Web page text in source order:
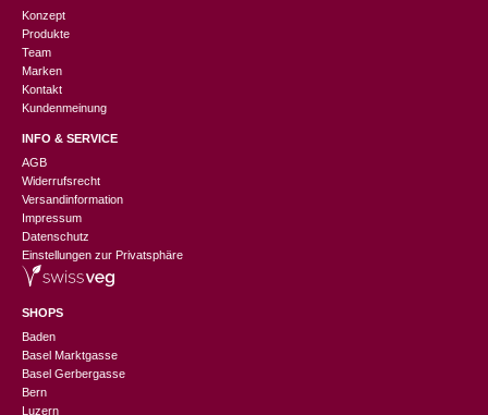
Konzept
Produkte
Team
Marken
Kontakt
Kundenmeinung
INFO & SERVICE
AGB
Widerrufsrecht
Versandinformation
Impressum
Datenschutz
Einstellungen zur Privatsphäre
SHOPS
Baden
Basel Marktgasse
Basel Gerbergasse
Bern
Luzern